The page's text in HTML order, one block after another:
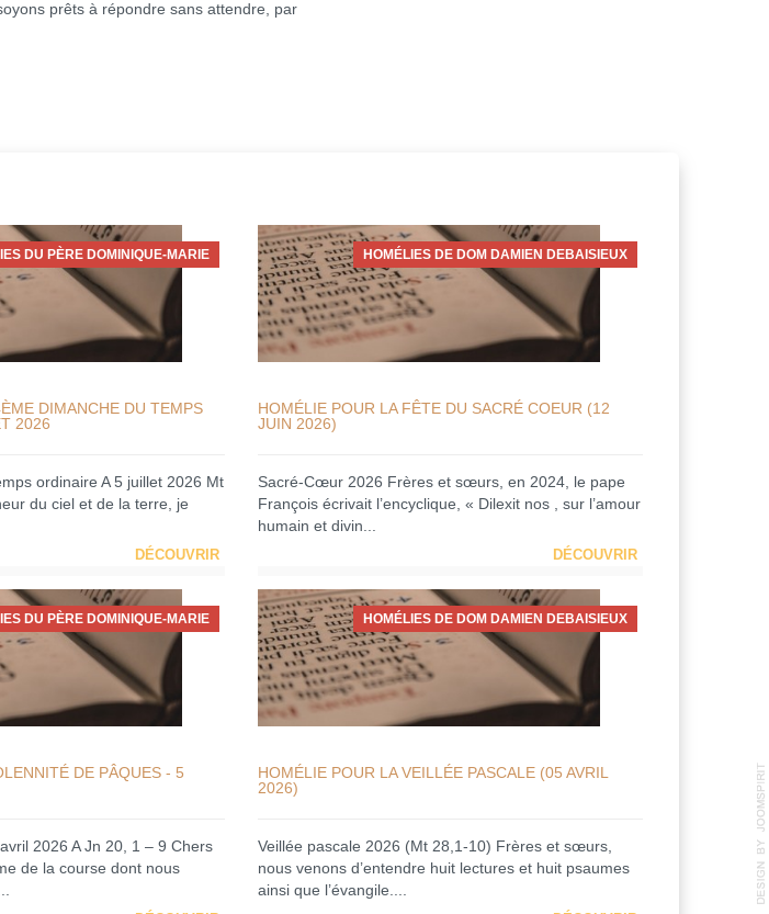
prêts à répondre sans attendre, par
DU PÈRE DOMINIQUE-MARIE
DIMANCHE DU TEMPS
2026
ordinaire A 5 juillet 2026 Mt
du ciel et de la terre, je
DÉCOUVRIR
HOMÉLIES DE DOM DAMIEN DEBAISIEUX
HOMÉLIE POUR LA FÊTE DU SACRÉ COEUR (12
JUIN 2026)
Sacré-Cœur 2026 Frères et sœurs, en 2024, le pape
François écrivait l’encyclique, « Dilexit nos , sur l’amour
humain et divin...
DÉCOUVRIR
DU PÈRE DOMINIQUE-MARIE
DE PÂQUES - 5
2026 A Jn 20, 1 – 9 Chers
de la course dont nous
HOMÉLIES DE DOM DAMIEN DEBAISIEUX
HOMÉLIE POUR LA VEILLÉE PASCALE (05 AVRIL
2026)
Veillée pascale 2026 (Mt 28,1-10) Frères et sœurs,
nous venons d’entendre huit lectures et huit psaumes
ainsi que l’évangile....